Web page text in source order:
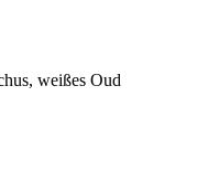
weißes Oud